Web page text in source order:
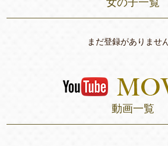
まだ登録がありません
動画一覧